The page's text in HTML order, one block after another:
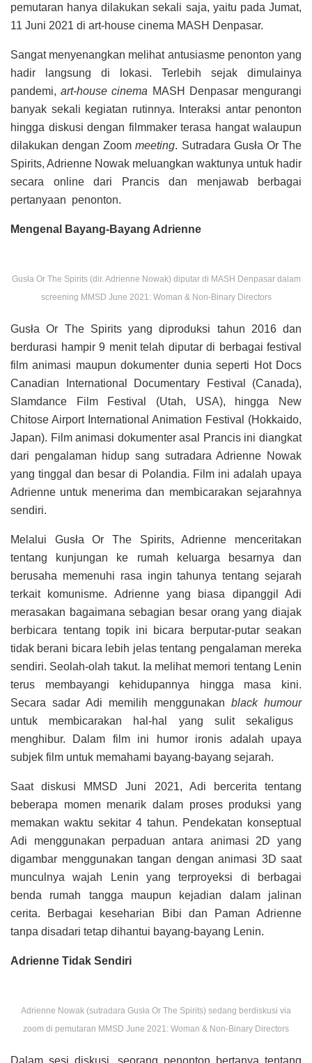
pemutaran hanya dilakukan sekali saja, yaitu pada Jumat,
11 Juni 2021 di art-house cinema MASH Denpasar.
Sangat menyenangkan melihat antusiasme penonton yang
hadir langsung di lokasi. Terlebih sejak dimulainya
pandemi,art-house cinema MASH Denpasar mengurangi
banyak sekali kegiatan rutinnya. Interaksi antar penonton
hingga diskusi dengan filmmaker terasa hangat walaupun
dilakukan dengan Zoommeeting. Sutradara Gusła Or The
Spirits, Adrienne Nowak meluangkan waktunya untuk hadir
secara online dari Prancis dan menjawab berbagai
pertanyaan penonton.
Mengenal Bayang-Bayang Adrienne
Gusła Or The Spirits (dir. Adrienne Nowak) diputar di MASH Denpasar dalam
screening MMSD June 2021: Woman & Non-Binary Directors
Gusła Or The Spirits yang diproduksi tahun 2016 dan
berdurasi hampir 9 menit telah diputar di berbagai festival
film animasi maupun dokumenter dunia seperti Hot Docs
Canadian International Documentary Festival (Canada),
Slamdance Film Festival (Utah, USA), hingga New
Chitose Airport International Animation Festival (Hokkaido,
Japan). Film animasi dokumenter asal Prancis ini diangkat
dari pengalaman hidup sang sutradara Adrienne Nowak
yang tinggal dan besar di Polandia. Film ini adalah upaya
Adrienne untuk menerima dan membicarakan sejarahnya
sendiri.
Melalui Gusła Or The Spirits, Adrienne menceritakan
tentang kunjungan ke rumah keluarga besarnya dan
berusaha memenuhi rasa ingin tahunya tentang sejarah
terkait komunisme. Adrienne yang biasa dipanggil Adi
merasakan bagaimana sebagian besar orang yang diajak
berbicara tentang topik ini bicara berputar-putar seakan
tidak berani bicara lebih jelas tentang pengalaman mereka
sendiri. Seolah-olah takut. Ia melihat memori tentang Lenin
terus membayangi kehidupannya hingga masa kini.
Secara sadar Adi memilih menggunakan black humour
untuk membicarakan hal-hal yang sulit sekaligus
menghibur. Dalam film ini humor ironis adalah upaya
subjek film untuk memahami bayang-bayang sejarah.
Saat diskusi MMSD Juni 2021, Adi bercerita tentang
beberapa momen menarik dalam proses produksi yang
memakan waktu sekitar 4 tahun. Pendekatan konseptual
Adi menggunakan
perpaduan antara animasi 2D yang
digambar menggunakan tangan dengan animasi 3D saat
munculnya wajah Lenin yang terproyeksi di berbagai
benda rumah tangga maupun kejadian dalam jalinan
cerita.
Berbagai keseharian Bibi dan Paman Adrienne
tanpa disadari tetap dihantui bayang-bayang Lenin.
Adrienne Tidak Sendiri
Adrienne Nowak (sutradara Gusła Or The Spirits) sedang berdiskusi via
zoom di pemutaran MMSD June 2021: Woman & Non-Binary Directors
Dalam sesi diskusi, seorang penonton bertanya tentang